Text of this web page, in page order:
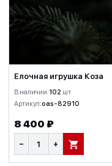
Елочная игрушка Коза
В наличии:102 шт.
Артикул:oas-82910
8 400 ₽
− + В КОРЗИНУ